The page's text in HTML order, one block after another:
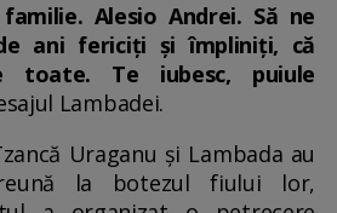
Alesio Andrei. Să ne
ani fericiți și împliniți, că
Te iubesc, puiule
Lambadei.
Uraganu și Lambada au
la botezul fiului lor,